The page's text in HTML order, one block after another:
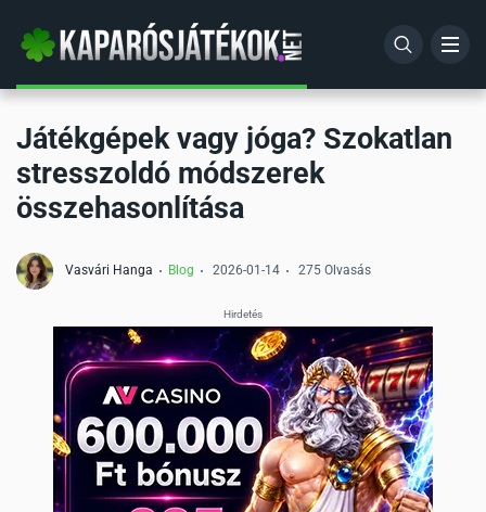
Játékgépek vagy jóga? Szokatlan
stresszoldó módszerek
összehasonlítása
Vasvári Hanga Blog 2026-01-14 275 Olvasás
hirdetés
Új kaszinók
Top kaszinók
Magyar nyelvű kaszinók
Kripto kaszinók
Kaparós sorsjegy trükkök
Kaparós sorsjegy betűk értéke
Mi a gambling jelentése?
Rulett játék bemutatása kezdőknek
Élő kaszinó: Hogyan működik?
Póker szabályok: Kezdőknek és haladóknak